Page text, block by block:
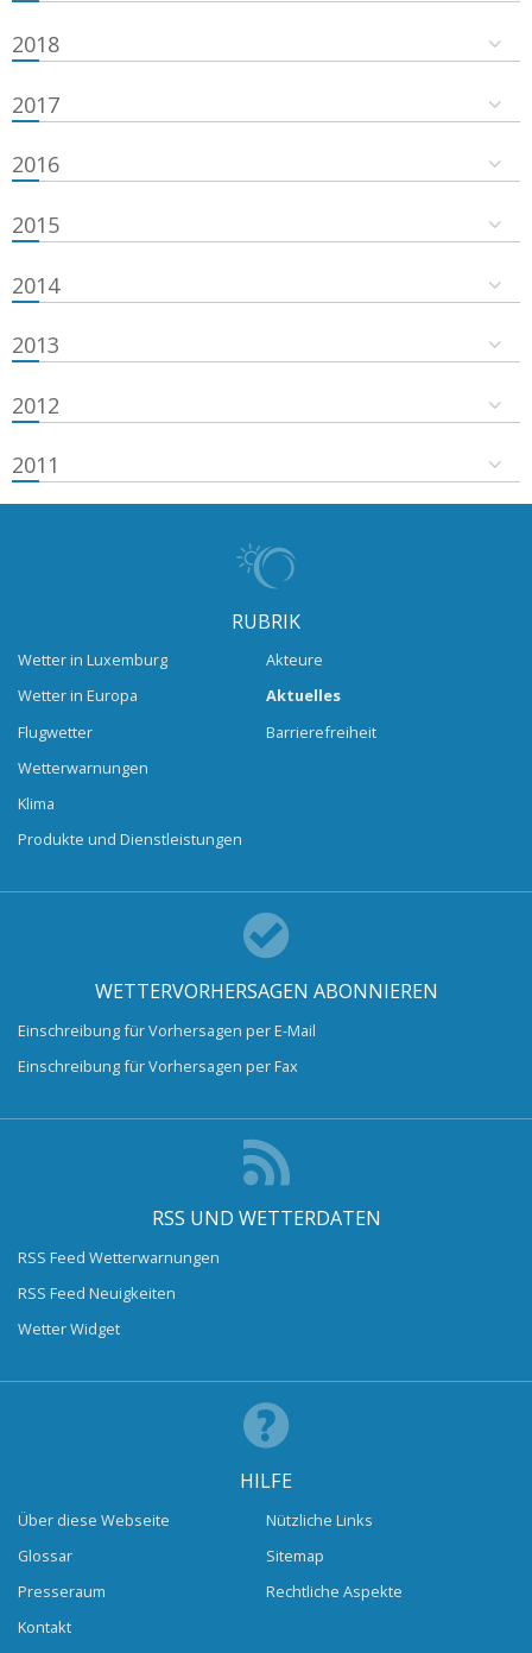
2018
2017
2016
2015
2014
2013
2012
2011
RUBRIK
Wetter in Luxemburg
Wetter in Europa
Flugwetter
Wetterwarnungen
Klima
Produkte und Dienstleistungen
Akteure
Aktuelles
Barrierefreiheit
WETTERVORHERSAGEN ABONNIEREN
Einschreibung für Vorhersagen per E-Mail
Einschreibung für Vorhersagen per Fax
RSS UND WETTERDATEN
RSS Feed Wetterwarnungen
RSS Feed Neuigkeiten
Wetter Widget
HILFE
Über diese Webseite
Glossar
Presseraum
Kontakt
Nützliche Links
Sitemap
Rechtliche Aspekte